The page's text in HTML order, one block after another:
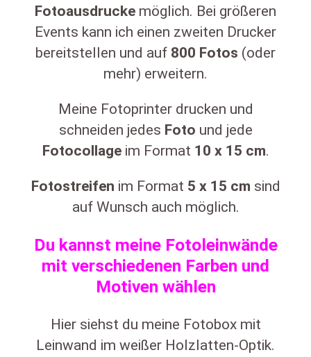
Fotoausdrucke möglich. Bei größeren
Events kann ich einen zweiten Drucker
bereitstellen und auf 800 Fotos (oder
mehr) erweitern.
Meine Fotoprinter drucken und
schneiden jedes Foto und jede
Fotocollageim Format 10 x 15 cm.
Fotostreifen im Format 5 x 15 cm sind
auf Wunsch auch möglich.
Du kannst meine Fotoleinwände
mit verschiedenen Farben und
Motiven wählen
Hier siehst du meine Fotobox mit
Leinwand im weißer Holzlatten-Optik.